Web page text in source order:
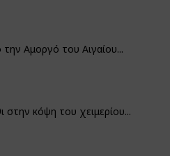
την Αμοργό του Αιγαίου...
στην κόψη του χειμερίου...